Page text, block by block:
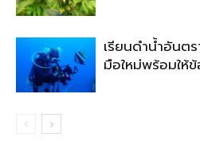
เรียนดำน้ำอันต
มือใหม่พร้อมให้